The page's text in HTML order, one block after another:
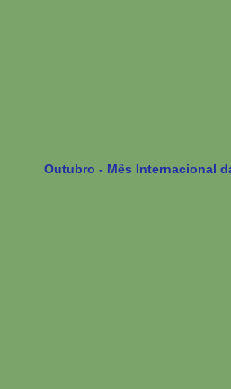
Outubro - Mês Internacional